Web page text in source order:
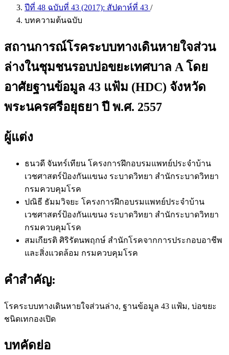
ปีที่ 48 ฉบับที่ 43 (2017): สัปดาห์ที่ 43 /
บทความต้นฉบับ
สถานการณ์โรคระบบทางเดินหายใจส่วน
ล่างในชุมชนรอบบ่อขยะเทศบาล A โดย
อาศัยฐานข้อมูล 43 แฟ้ม (HDC) จังหวัด
พระนครศรีอยุธยา ปี พ.ศ. 2557
ผู้แต่ง
ธนวดี จันทร์เทียน โครงการฝึกอบรมแพทย์ประจำบ้าน
เวชศาสตร์ป้องกันแขนง ระบาดวิทยา สำนักระบาดวิทยา
กรมควบคุมโรค
ปณิธี ธัมมวิจยะ โครงการฝึกอบรมแพทย์ประจำบ้าน
เวชศาสตร์ป้องกันแขนง ระบาดวิทยา สำนักระบาดวิทยา
กรมควบคุมโรค
สมเกียรติ ศิริรัตนพฤกษ์ สำนักโรคจากการประกอบอาชีพ
และสิ่งแวดล้อม กรมควบคุมโรค
คำสำคัญ:
โรคระบบทางเดินหายใจส่วนล่าง, ฐานข้อมูล 43 แฟ้ม, บ่อขยะ
ชนิดเทกองเปิด
บทคัดย่อ